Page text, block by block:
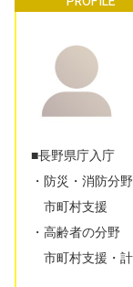
■長野県庁入庁
・防災・消防分野
市町村支援
・高齢者の分野
市町村支援・